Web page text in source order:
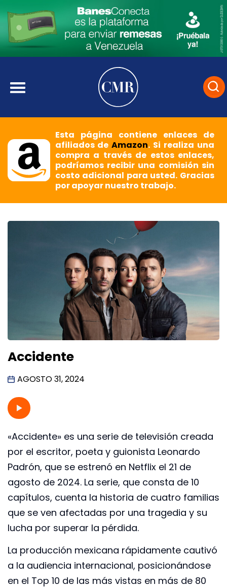
Esta página contiene enlaces de
afiliados deAmazon. Si realiza una
compra a través de estos enlaces,
podríamos recibir una comisión sin
costo adicional para usted. Gracias
por apoyar nuestro trabajo.
Accidente
AGOSTO 31, 2024
«Accidente» es una serie de televisión creada
por el escritor, poeta y guionista Leonardo
Padrón, que se estrenó en Netflix el 21 de
agosto de 2024. La serie, que consta de 10
capítulos, cuenta la historia de cuatro familias
que se ven afectadas por una tragedia y su
lucha por superar la pérdida.
La producción mexicana rápidamente cautivó
a la audiencia internacional, posicionándose
en el Top 10 de las más vistas en más de 80